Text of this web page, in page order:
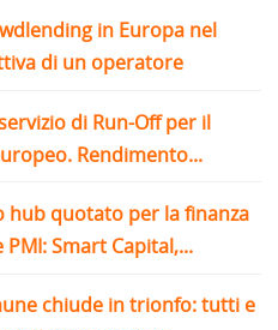
in Europa nel
di un operatore
di Run-Off per il
Rendimento...
hub quotato per la finanza
Smart Capital,...
chiude in trionfo: tutti e